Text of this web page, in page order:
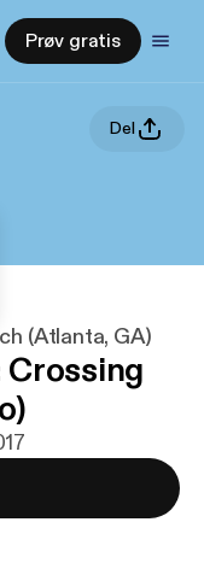
Prøv gratis
Del
(Atlanta, GA)
Crossing